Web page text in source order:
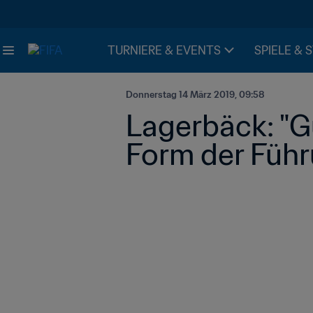
TURNIERE & EVENTS SPIELE &
Donnerstag 14 März 2019, 09:58
Lagerbäck:
Form der